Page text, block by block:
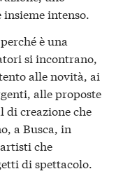
insieme intenso.
è una
si incontrano,
alle novità, ai
alle proposte
di creazione che
a Busca, in
che
di spettacolo.